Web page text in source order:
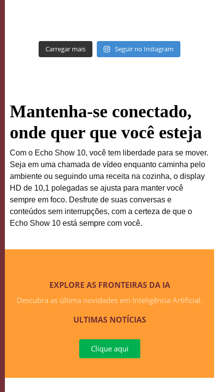
Carregar mais Seguir no Instagram
Mantenha-se conectado,
onde quer que você esteja
Com o Echo Show 10, você tem liberdade para se mover.
Seja em uma chamada de vídeo enquanto caminha pelo
ambiente ou seguindo uma receita na cozinha, o display
HD de 10,1 polegadas se ajusta para manter você
sempre em foco. Desfrute de suas conversas e
conteúdos sem interrupções, com a certeza de que o
Echo Show 10 está sempre com você.
EXPLORE AS FRONTEIRAS DA IA
Descubra as última novidades em Inteligência Artificial.
ULTIMAS NOTÍCIAS
Clique aqui